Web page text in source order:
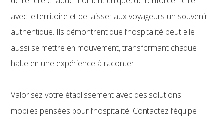
avec le territoire et de laisser aux voyageurs un souvenir
authentique. Ils démontrent que l’hospitalité peut elle
aussi se mettre en mouvement, transformant chaque
halte en une expérience à raconter.
Valorisez votre établissement avec des solutions
mobiles pensées pour l’hospitalité. Contactez l’équipe